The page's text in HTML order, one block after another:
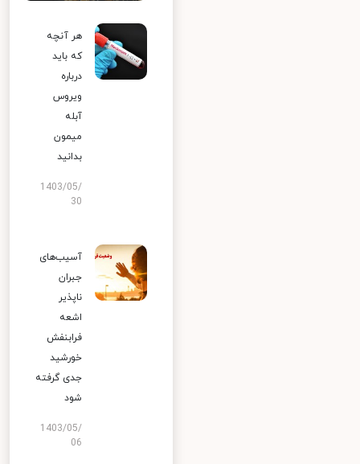
هر آنچه
که باید
درباره
ویروس
آبله
میمون
بدانید
1403/05/
30
آسیب‌های
جبران
ناپذیر
اشعه
فرابنفش
خورشید
جدی گرفته
شود
1403/05/
06